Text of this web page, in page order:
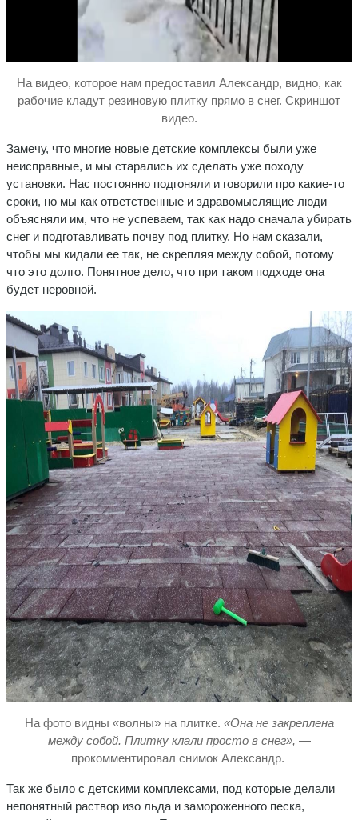
На видео, которое нам предоставил Александр, видно, как
рабочие кладут резиновую плитку прямо в снег. Скриншот
видео.
Замечу, что многие новые детские комплексы были уже
неисправные, и мы старались их сделать уже походу
установки. Нас постоянно подгоняли и говорили про какие-то
сроки, но мы как ответственные и здравомыслящие люди
объясняли им, что не успеваем, так как надо сначала убирать
снег и подготавливать почву под плитку. Но нам сказали,
чтобы мы кидали ее так, не скрепляя между собой, потому
что это долго. Понятное дело, что при таком подходе она
будет неровной.
На фото видны «волны» на плитке. «Она не закреплена
между собой. Плитку клали просто в снег», —
прокомментировал снимок Александр.
Так же было с детскими комплексами, под которые делали
непонятный раствор изо льда и замороженного песка,